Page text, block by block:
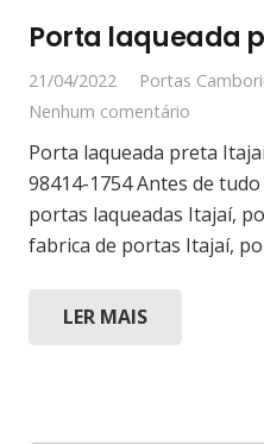
Porta laqueada
21/04/2022
Portas
Nenhum comentário
Porta laqueada preta
98414-1754 Antes de
portas laqueadas Itajaí,
fabrica de portas Itajaí,
LER MAIS